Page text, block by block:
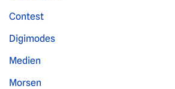
Contest
Digimodes
Medien
Morsen